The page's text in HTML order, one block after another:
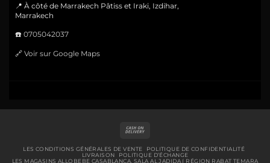
📍 À côté de Marrakech Pâtiss et Iraki, Izdihar,
Marrakech
☎️ 0705042037
🔗 Voir sur Google Maps
Delivery
LES CONDITIONS GÉNÉRALES DE VENTE
POLITIQUE DE CONFIDENTIALITÉ
LIVRAISON
POLITIQUE D’ÉCHANGE
LES MAGASINS ALLOBEBE CASABLANCA, SALA AL JADIDA ( RÉGION RABAT TEMARA